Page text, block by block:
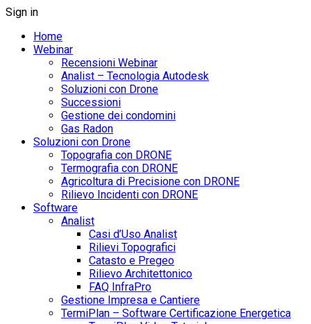
Sign in
Home
Webinar
Recensioni Webinar
Analist – Tecnologia Autodesk
Soluzioni con Drone
Successioni
Gestione dei condomini
Gas Radon
Soluzioni con Drone
Topografia con DRONE
Termografia con DRONE
Agricoltura di Precisione con DRONE
Rilievo Incidenti con DRONE
Software
Analist
Casi d’Uso Analist
Rilievi Topografici
Catasto e Pregeo
Rilievo Architettonico
FAQ InfraPro
Gestione Impresa e Cantiere
TermiPlan – Software Certificazione Energetica